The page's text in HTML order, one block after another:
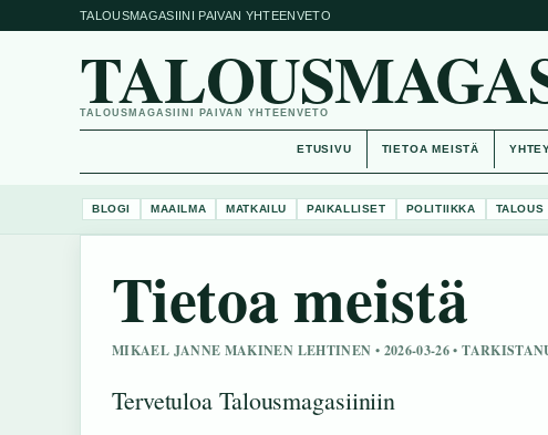
TALOUSMAGASIINI PAIVAN YHTEENVETO
TALOUSMAGASIINI PAIVAN YHTEENVETO
ETUSIVU TIETOA MEISTÄ
BLOGI MAAILMA MATKAILU PAIKALLISET POLITIIKKA TALOUS
Tietoa meistä
MIKAEL JANNE MAKINEN LEHTINEN • 2026-03-26 •
Tervetuloa Talousmagasiiniin